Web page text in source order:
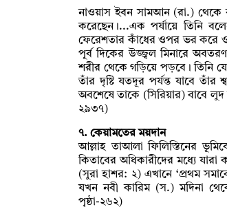
নাওয়াস ইবন সামআন (রা.) থেকে
করেছেন।...এক পর্যায়ে তিনি
ফেরেশতার কাঁধের ওপর ভর করে
পূর্ব দিকের উজ্জ্বল মিনারে
শরীর থেকে গড়িয়ে পড়বে। তিনি
তাঁর দৃষ্টি যতদূর পর্যন্ত যাবে
অবশেষে তাকে (সিরিয়ার) বাবে
২৯৩৭)
৭. কেয়ামতের ময়দান
আল্লাহ তাআলা ফিলিস্তিনের
কিতাবের অধিকারীদের মধ্যে
(সুরা হাশর: ২) এখানে ‘প্রথম
যখন নবী কারিম (স.) মদিনা
পৃষ্ঠা-২৬২)